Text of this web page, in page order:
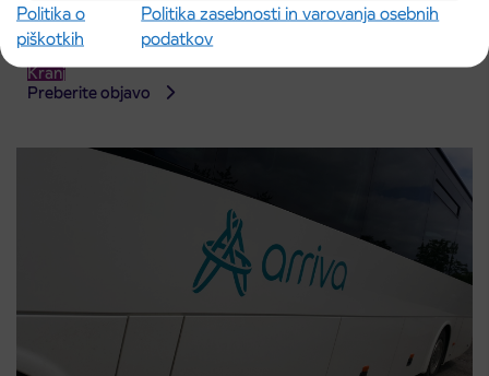
Politika o
piškotkih
Politika zasebnosti in varovanja osebnih
podatkov
3. 8. 2026
Obvestilo o popolni zapori ceste
ČEŠNJEVEK – TRATA
Kranj
Preberite objavo